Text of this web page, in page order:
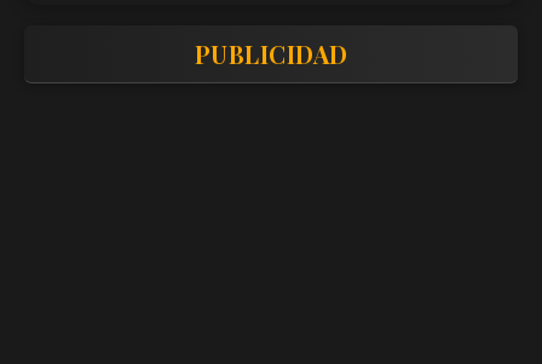
PUBLICIDAD